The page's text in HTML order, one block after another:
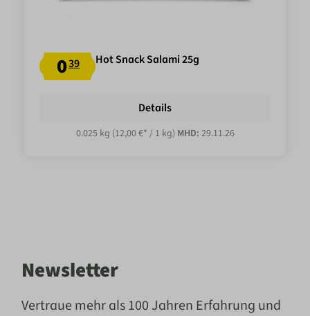
039 Hot Snack Salami 25g
Details
0.025 kg (12,00 €* / 1 kg) MHD: 29.11.26
Newsletter
Vertraue mehr als 100 Jahren Erfahrung und